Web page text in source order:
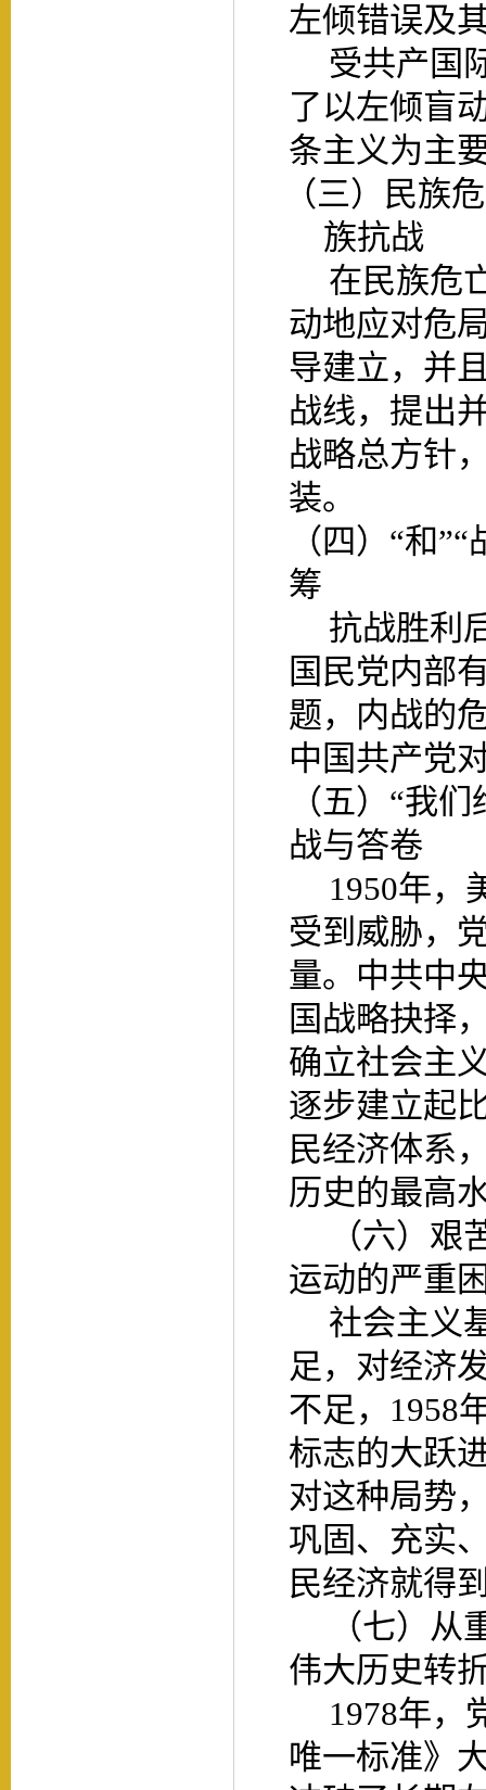
左倾错误及
受共产国
了以左倾盲
条主义为主
（三）民族
族抗战
在民族危
动地应对危
导建立，并
战线，提出
战略总方针
装。
（四） “和
筹
抗战胜利
国民党内部
题，内战的
中国共产党
（五） “我
战与答卷
1950年，
受到威胁，
量。中共中
国战略抉择
确立社会主
逐步建立起
民经济体系
历史的最高
（六）艰
运动的严重
社会主义
足，对经济
不足， 1958
标志的大跃
对这种局势
巩固、充实
民经济就得
（七）从
伟大历史转
1978年，
唯一标准》